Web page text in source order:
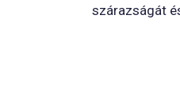
szárazságát